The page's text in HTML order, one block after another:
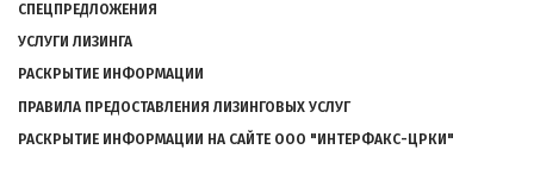
СПЕЦПРЕДЛОЖЕНИЯ
УСЛУГИ ЛИЗИНГА
РАСКРЫТИЕ ИНФОРМАЦИИ
ПРАВИЛА ПРЕДОСТАВЛЕНИЯ ЛИЗИНГОВЫХ УСЛУГ
РАСКРЫТИЕ ИНФОРМАЦИИ НА САЙТЕ ООО "ИНТЕРФАКС-ЦРКИ"